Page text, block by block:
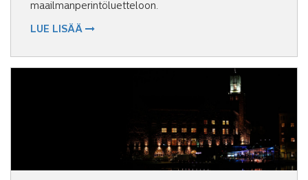
maailmanperintöluetteloon.
LUE LISÄÄ